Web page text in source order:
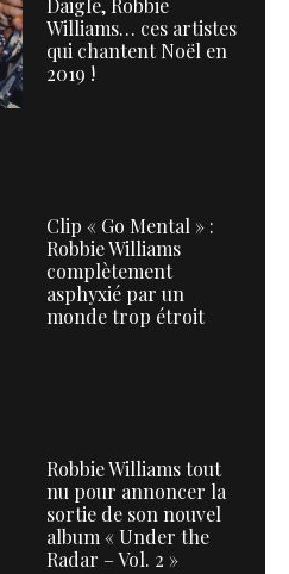
Daigle, Robbie
Williams… ces artistes
qui chantent Noël en
2019 !
Clip « Go Mental » :
Robbie Williams
complètement
asphyxié par un
monde trop étroit
Robbie Williams tout
nu pour annoncer la
sortie de son nouvel
album « Under the
Radar – Vol. 2 »